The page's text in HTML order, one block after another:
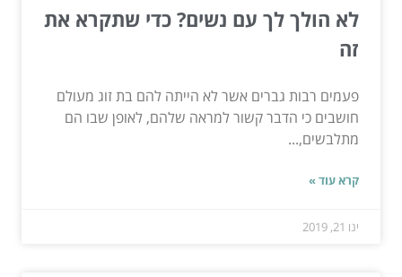
לא הולך לך עם נשים? כדי שתקרא את
זה
פעמים רבות גברים אשר לא הייתה להם בת זוג מעולם
חושבים כי הדבר קשור למראה שלהם, לאופן שבו הם
מתלבשים,...
קרא עוד »
ינו 21, 2019